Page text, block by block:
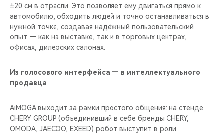
±20 см в отрасли. Это позволяет ему двигаться прямо к
автомобилю, обходить людей и точно останавливаться в
нужной точке, создавая надёжный пользовательский
опыт — как на выставке, так и в торговых центрах,
офисах, дилерских салонах.
Из голосового интерфейса — в интеллектуального
продавца
AiMOGA выходит за рамки простого общения: на стенде
CHERY GROUP (объединивший в себе бренды CHERY,
OMODA, JAECOO, EXEED) робот выступит в роли